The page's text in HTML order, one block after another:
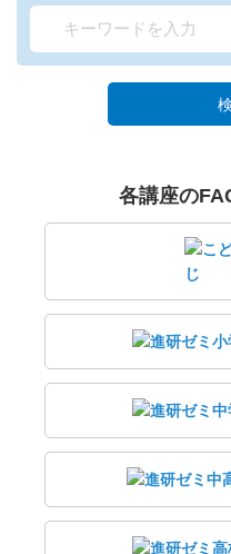
各講座の